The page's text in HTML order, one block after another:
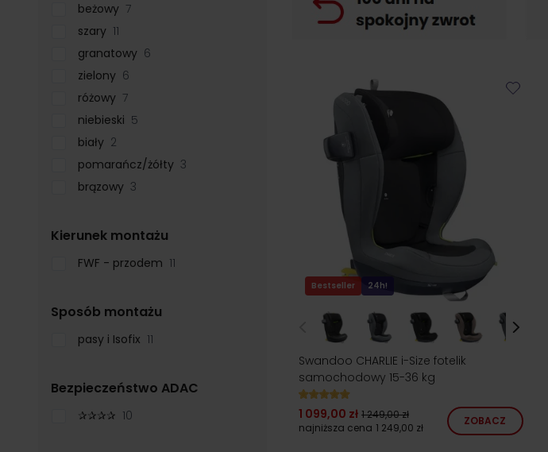
beżowy 7
szary 11
granatowy 6
zielony 6
różowy 7
niebieski 5
biały 2
pomarańcz/żółty 3
brązowy 3
Kierunek montażu
FWF - przodem 11
Sposób montażu
pasy i Isofix 11
Bezpieczeństwo ADAC
✰✰✰✰ 10
Bestseller 24h!
Swandoo CHARLIE i-Size fotelik
samochodowy 15-36 kg
1 099,00 zł 1 249,00 zł
najniższa cena 1 249,00 zł
ZOBACZ